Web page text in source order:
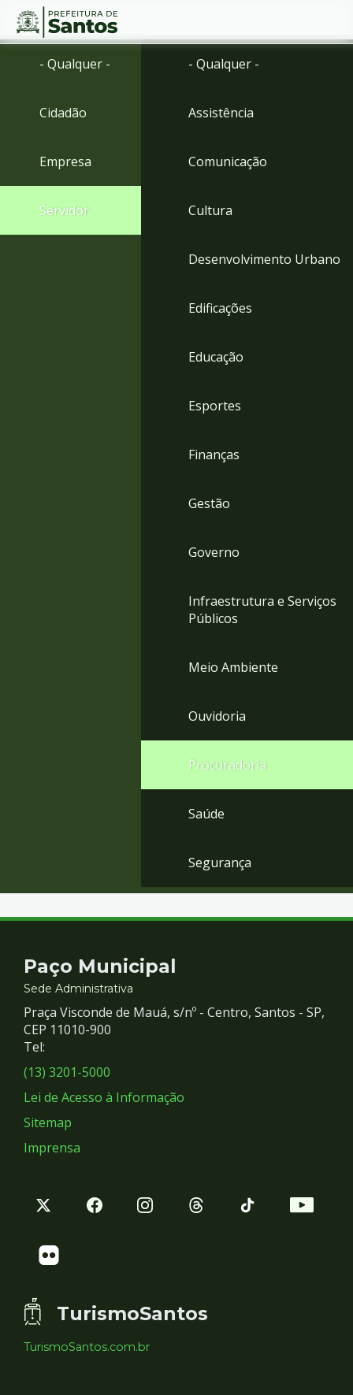
Ir
menu
para
Conteúdo
- Qualquer -
Cidadão
Empresa
Servidor
- Qualquer -
Assistência
Comunicação
Cultura
Desenvolvimento Urbano
Edificações
Educação
Esportes
Finanças
Gestão
Governo
Infraestrutura e Serviços
Públicos
Meio Ambiente
Ouvidoria
Procuradoria
Saúde
Segurança
Contato
e
Redes
Sociais
Paço Municipal
Sede Administrativa
Praça Visconde de Mauá, s/nº - Centro, Santos - SP,
CEP 11010-900
Tel:
(13) 3201-5000
Lei de Acesso à Informação
Sitemap
Imprensa
TurismoSantos
TurismoSantos.com.br